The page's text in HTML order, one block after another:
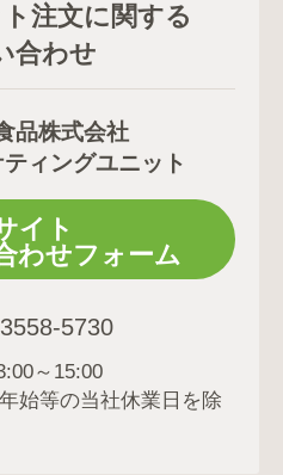
注文に関する
合わせ
品株式会社
ィングユニット
イト
わせフォーム
5730
～15:00
始等の当社休業日を除